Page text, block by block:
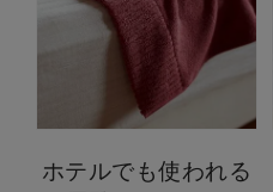
ホテルでも使われる